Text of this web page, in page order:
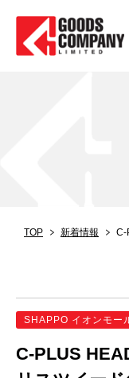
TOP 新着情報 C-
SHAPPO イオンモー
C-PLUS